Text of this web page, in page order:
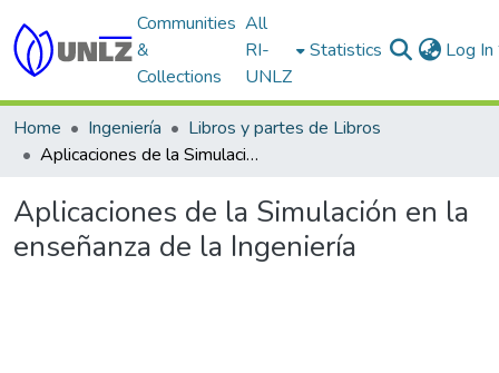
Communities
&
Collections
All
RI-
UNLZ
Statistics Log In
Home Ingeniería
Libros y partes de Libros
Aplicaciones de la Simulación en la enseñanza de la Ingeniería
Aplicaciones de la Simulación en la
enseñanza de la Ingeniería